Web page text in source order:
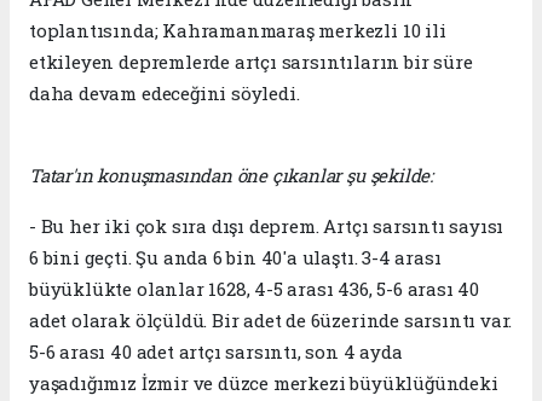
toplantısında; Kahramanmaraş merkezli 10 ili
etkileyen depremlerde artçı sarsıntıların bir süre
daha devam edeceğini söyledi.
Tatar'ın konuşmasından öne çıkanlar şu şekilde:
- Bu her iki çok sıra dışı deprem. Artçı sarsıntı sayısı
6 bini geçti. Şu anda 6 bin 40'a ulaştı. 3-4 arası
büyüklükte olanlar 1628, 4-5 arası 436, 5-6 arası 40
adet olarak ölçüldü. Bir adet de 6üzerinde sarsıntı var.
5-6 arası 40 adet artçı sarsıntı, son 4 ayda
yaşadığımız İzmir ve düzce merkezi büyüklüğündeki